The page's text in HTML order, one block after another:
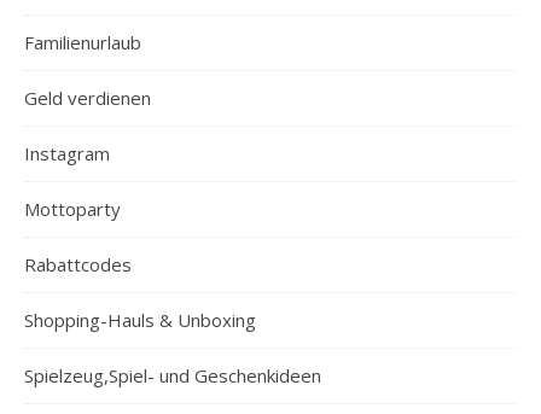
Familienurlaub
Geld verdienen
Instagram
Mottoparty
Rabattcodes
Shopping-Hauls & Unboxing
Spielzeug,Spiel- und Geschenkideen